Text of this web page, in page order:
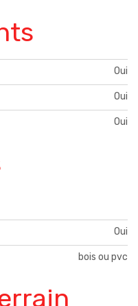
Oui
Oui
Oui
Oui
bois ou pvc